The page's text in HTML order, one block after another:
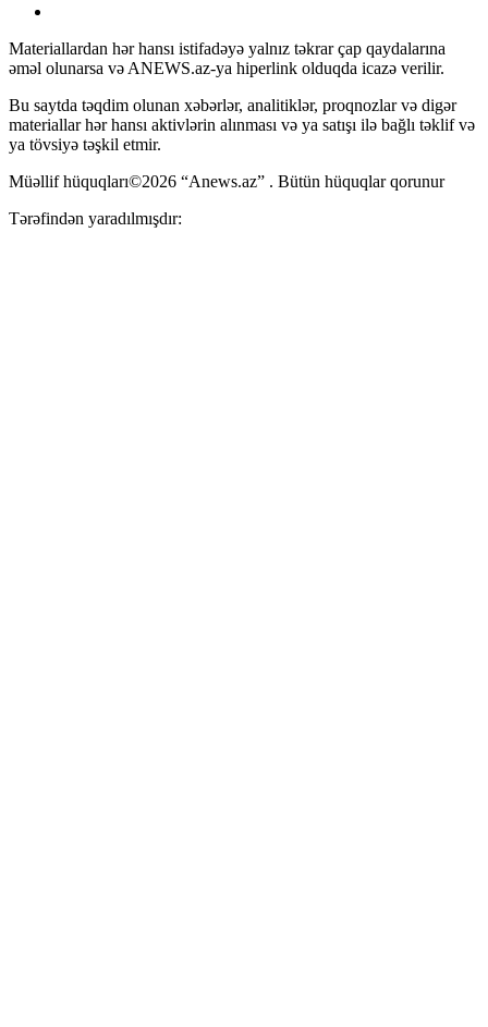
Materiallardan hər hansı istifadəyə yalnız təkrar çap qaydalarına
əməl olunarsa və ANEWS.az-ya hiperlink olduqda icazə verilir.
Bu saytda təqdim olunan xəbərlər, analitiklər, proqnozlar və digər
materiallar hər hansı aktivlərin alınması və ya satışı ilə bağlı təklif və
ya tövsiyə təşkil etmir.
Müəllif hüquqları©2026 “Anews.az” . Bütün hüquqlar qorunur
Tərəfindən yaradılmışdır: